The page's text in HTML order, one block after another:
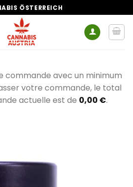
ÖSTERREICH
commande avec un minimum
votre commande, le total
actuelle est de 0,00 €.